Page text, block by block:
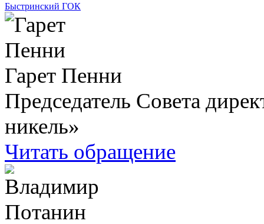
Быстринский ГОК
Гарет Пенни
Председатель Совета
никель»
Читать обращение